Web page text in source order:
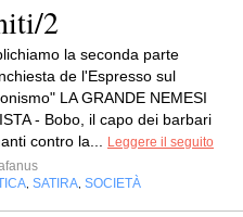
2
la seconda parte
de l'Espresso sul
LA GRANDE NEMESI
- Bobo, il capo dei barbari
contro la...
Leggere il seguito
SATIRA SOCIETÀ